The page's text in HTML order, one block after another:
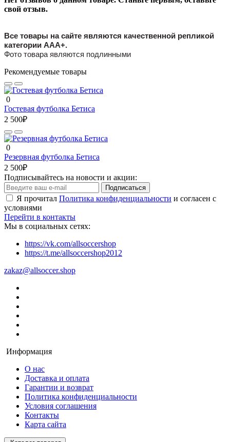
свой отзыв.
Все товары на сайте являются качественной репликой
категории ААА+.
Фото товара являются подлинными
Рекомендуемые товары
0
Гостевая футболка Бетиса
2 500₽
0
Резервная футболка Бетиса
2 500₽
Подписывайтесь на новости и акции:
Подписаться
Я прочитал Политика конфиденциальности и согласен с
условиями
Перейти в контакты
Мы в социальных сетях:
https://vk.com/allsoccershop
https://t.me/allsoccershop2012
zakaz@allsoccer.shop
Информация
О нас
Доставка и оплата
Гарантии и возврат
Политика конфиденциальности
Условия соглашения
Контакты
Карта сайта